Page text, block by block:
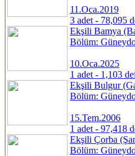
11.Oca.2019
3 adet - 78,095
Ekşili Bamya
Bölüm:
10.Oca.2025
1 adet - 1,103
Ekşili Bulgur
Bölüm:
15.Tem.2006
1 adet - 97,418
Ekşili Çorba
Bölüm: